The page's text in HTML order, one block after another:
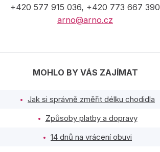
+420 577 915 036, +420 773 667 390
arno@arno.cz
MOHLO BY VÁS ZAJÍMAT
Jak si správně změřit délku chodidla
Způsoby platby a dopravy
14 dnů na vrácení obuvi